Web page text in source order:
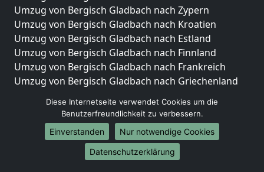
Umzug von Bergisch Gladbach nach Zypern
Umzug von Bergisch Gladbach nach Kroatien
Umzug von Bergisch Gladbach nach Estland
Umzug von Bergisch Gladbach nach Finnland
Umzug von Bergisch Gladbach nach Frankreich
Umzug von Bergisch Gladbach nach Griechenland
Umzug von Bergisch Gladbach nach Liechtenstein
Umzug von Bergisch Gladbach nach Luxemburg
Umzug von Bergisch Gladbach nach Niederlande
Umzug von Bergisch Gladbach nach Norwegen
Diese Internetseite verwendet Cookies um die
Benutzerfreundlichkeit zu verbessern.
Einverstanden
Nur notwendige Cookies
Datenschutzerklärung